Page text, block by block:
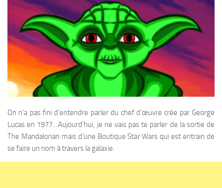
On n’a pas fini d’entendre parler du chef d’œuvre crée par George
Lucas en 1977…Aujourd’hui, je ne vais pas te parler de la sortie de
The Mandalorian mais d’une Boutique Star Wars qui est entrain de
se faire un nom à travers la galaxie.